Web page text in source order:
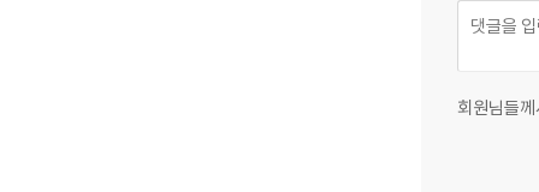
회원님들